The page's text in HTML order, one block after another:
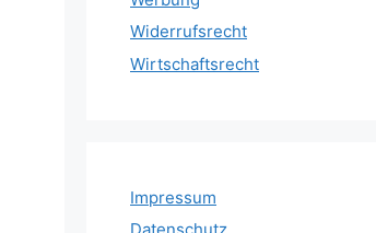
Widerrufsrecht
Wirtschaftsrecht
Impressum